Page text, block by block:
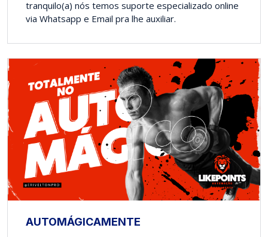
tranquilo(a) nós temos suporte especializado online
via Whatsapp e Email pra lhe auxiliar.
AUTOMÁGICAMENTE